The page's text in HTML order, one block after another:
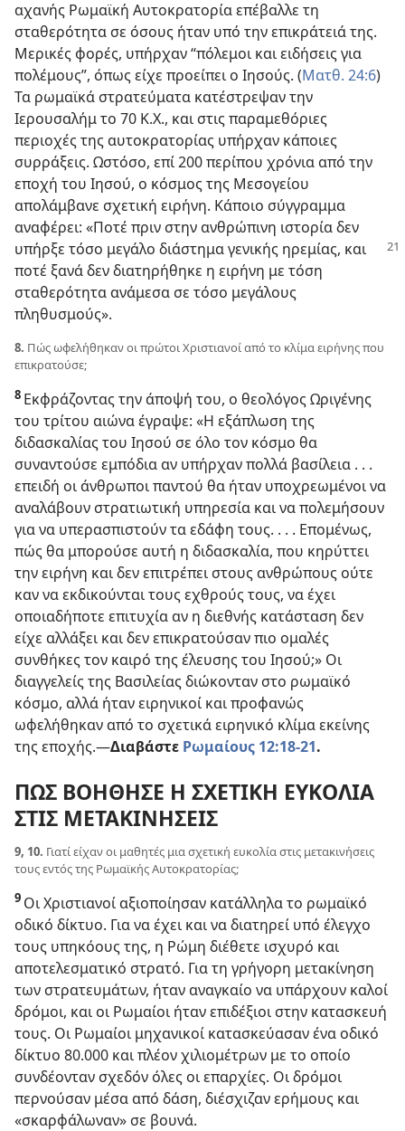
αχανής Ρωμαϊκή Αυτοκρατορία επέβαλλε τη
σταθερότητα σε όσους ήταν υπό την επικράτειά της.
Μερικές φορές, υπήρχαν “πόλεμοι και ειδήσεις για
πολέμους”, όπως είχε προείπει ο Ιησούς. (Ματθ. 24:6)
Τα ρωμαϊκά στρατεύματα κατέστρεψαν την
Ιερουσαλήμ το 70 Κ.Χ., και στις παραμεθόριες
περιοχές της αυτοκρατορίας υπήρχαν κάποιες
συρράξεις. Ωστόσο, επί 200 περίπου χρόνια από την
εποχή του Ιησού, ο κόσμος της Μεσογείου
απολάμβανε σχετική ειρήνη. Κάποιο σύγγραμμα
αναφέρει: «Ποτέ πριν στην ανθρώπινη ιστορία δεν
υπήρξε τόσο μεγάλο διάστημα γενικής ηρεμίας, και
ποτέ ξανά δεν διατηρήθηκε η ειρήνη με τόση
σταθερότητα ανάμεσα σε τόσο μεγάλους
πληθυσμούς».
8. Πώς ωφελήθηκαν οι πρώτοι Χριστιανοί από το κλίμα ειρήνης που
επικρατούσε;
8 Εκφράζοντας την άποψή του, ο θεολόγος Ωριγένης
του τρίτου αιώνα έγραψε: «Η εξάπλωση της
διδασκαλίας του Ιησού σε όλο τον κόσμο θα
συναντούσε εμπόδια αν υπήρχαν πολλά βασίλεια . . .
επειδή οι άνθρωποι παντού θα ήταν υποχρεωμένοι να
αναλάβουν στρατιωτική υπηρεσία και να πολεμήσουν
για να υπερασπιστούν τα εδάφη τους. . . . Επομένως,
πώς θα μπορούσε αυτή η διδασκαλία, που κηρύττει
την ειρήνη και δεν επιτρέπει στους ανθρώπους ούτε
καν να εκδικούνται τους εχθρούς τους, να έχει
οποιαδήποτε επιτυχία αν η διεθνής κατάσταση δεν
είχε αλλάξει και δεν επικρατούσαν πιο ομαλές
συνθήκες τον καιρό της έλευσης του Ιησού;» Οι
διαγγελείς της Βασιλείας διώκονταν στο ρωμαϊκό
κόσμο, αλλά ήταν ειρηνικοί και προφανώς
ωφελήθηκαν από το σχετικά ειρηνικό κλίμα εκείνης
της εποχής.—Διαβάστε Ρωμαίους 12:18-21.
ΠΩΣ ΒΟΗΘΗΣΕ Η ΣΧΕΤΙΚΗ ΕΥΚΟΛΙΑ
ΣΤΙΣ ΜΕΤΑΚΙΝΗΣΕΙΣ
9, 10. Γιατί είχαν οι μαθητές μια σχετική ευκολία στις μετακινήσεις
τους εντός της Ρωμαϊκής Αυτοκρατορίας;
9 Οι Χριστιανοί αξιοποίησαν κατάλληλα το ρωμαϊκό
οδικό δίκτυο. Για να έχει και να διατηρεί υπό έλεγχο
τους υπηκόους της, η Ρώμη διέθετε ισχυρό και
αποτελεσματικό στρατό. Για τη γρήγορη μετακίνηση
των στρατευμάτων, ήταν αναγκαίο να υπάρχουν καλοί
δρόμοι, και οι Ρωμαίοι ήταν επιδέξιοι στην κατασκευή
τους. Οι Ρωμαίοι μηχανικοί κατασκεύασαν ένα οδικό
δίκτυο 80.000 και πλέον χιλιομέτρων με το οποίο
συνδέονταν σχεδόν όλες οι επαρχίες. Οι δρόμοι
περνούσαν μέσα από δάση, διέσχιζαν ερήμους και
«σκαρφάλωναν» σε βουνά.